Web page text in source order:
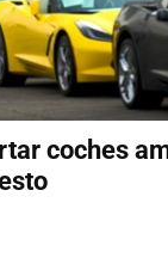
coches